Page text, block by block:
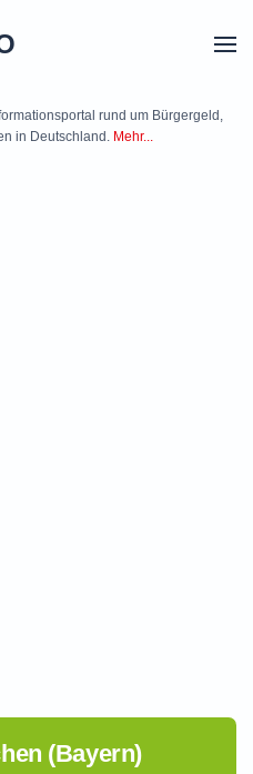
rund um Bürgergeld,
in Deutschland. Mehr...
(Bayern)